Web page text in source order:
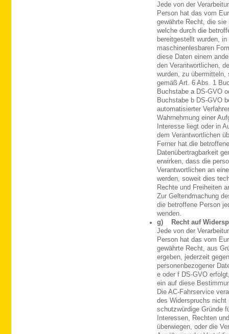
Jede von der
Person hat das vom
gewährte Recht, die sie
welche durch die
bereitgestellt wurden,
maschinenlesbaren
diese Daten einem
den Verantwortlichen,
wurden, zu übermitteln,
gemäß Art. 6 Abs. 1
Buchstabe a DS-GVO
Buchstabe b DS-GVO
automatisierter
Wahrnehmung einer
Interesse liegt oder in
dem Verantwortlichen
Ferner hat die
Datenübertragbarkeit
erwirken, dass die
Verantwortlichen an
werden, soweit dies
Rechte und Freiheiten
Zur Geltendmachung
die betroffene Person
wenden.
g) Recht auf
Jede von der
Person hat das vom
gewährte Recht, aus
ergeben, jederzeit
personenbezogener
e oder f DS-GVO
ein auf diese
Die AC-Fahrservice
des Widerspruchs nicht
schutzwürdige Gründe
Interessen, Rechten
überwiegen, oder die